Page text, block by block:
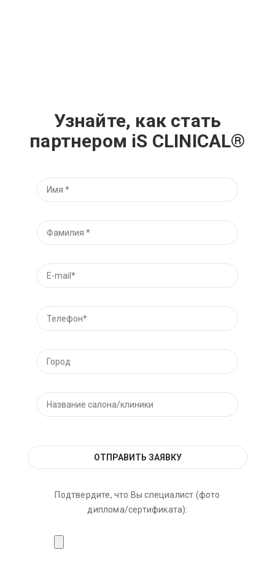
Узнайте, как стать
партнером iS CLINICAL®
Подтвердите, что Вы специалист (фото
диплома/сертификата):